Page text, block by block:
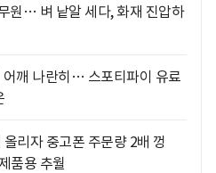
원… 벼 낱알 세다, 화재 진압하
깨 나란히… 스포티파이 유료
리자 중고폰 주문량 2배 껑
품용 추월